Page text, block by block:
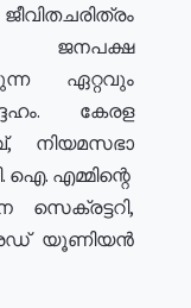
ജനപക്ഷ
ഏറ്റവും
കേരള
നിയമസഭാ
ഐ. എമ്മിന്റെ
യൂണിയൻ